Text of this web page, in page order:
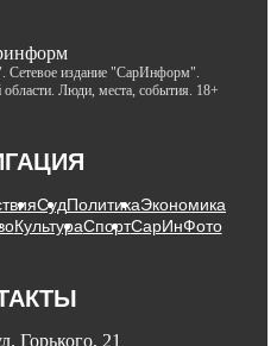
издание "СарИнформ".
Люди, места, события. 18+
СудПолитикаЭкономика
КультураСпортСарИнФото
Горького, 21